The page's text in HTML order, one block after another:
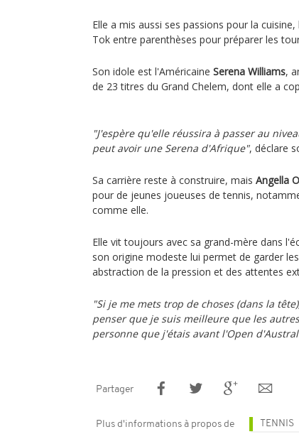
Elle a mis aussi ses passions pour la
Tok entre parenthèses pour préparer les
Son idole est l'Américaine Serena Williams,
de 23 titres du Grand Chelem, dont elle a
"J'espère qu'elle réussira à passer au
peut avoir une Serena d'Afrique", déclare
Sa carrière reste à construire, mais Angella
pour de jeunes joueuses de tennis,
comme elle.
Elle vit toujours avec sa grand-mère dans
son origine modeste lui permet de garder
abstraction de la pression et des attentes
"Si je me mets trop de choses (dans la
penser que je suis meilleure que les
personne que j'étais avant l'Open
Partager
Plus d'informations à propos de TENNIS